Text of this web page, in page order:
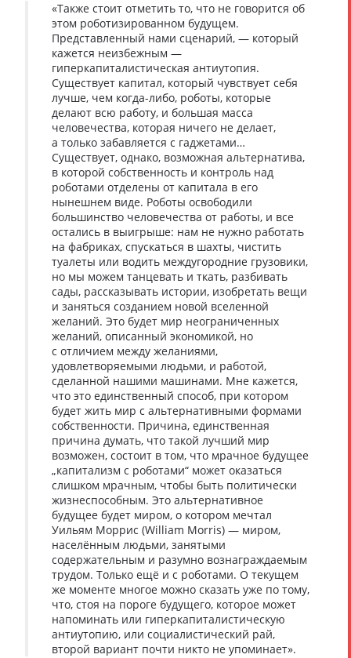
«Также стоит отметить то, что не говорится об
этом роботизированном будущем.
Представленный нами сценарий, — который
кажется неизбежным —
гиперкапиталистическая антиутопия.
Существует капитал, который чувствует себя
лучше, чем когда-либо, роботы, которые
делают всю работу, и большая масса
человечества, которая ничего не делает,
а только забавляется с гаджетами…
Существует, однако, возможная альтернатива,
в которой собственность и контроль над
роботами отделены от капитала в его
нынешнем виде. Роботы освободили
большинство человечества от работы, и все
остались в выигрыше: нам не нужно работать
на фабриках, спускаться в шахты, чистить
туалеты или водить междугородние грузовики,
но мы можем танцевать и ткать, разбивать
сады, рассказывать истории, изобретать вещи
и заняться созданием новой вселенной
желаний. Это будет мир неограниченных
желаний, описанный экономикой, но
с отличием между желаниями,
удовлетворяемыми людьми, и работой,
сделанной нашими машинами. Мне кажется,
что это единственный способ, при котором
будет жить мир с альтернативными формами
собственности. Причина, единственная
причина думать, что такой лучший мир
возможен, состоит в том, что мрачное будущее
„капитализм с роботами“ может оказаться
слишком мрачным, чтобы быть политически
жизнеспособным. Это альтернативное
будущее будет миром, о котором мечтал
Уильям Моррис (William Morris) — миром,
населённым людьми, занятыми
содержательным и разумно вознаграждаемым
трудом. Только ещё и с роботами. О текущем
же моменте многое можно сказать уже по тому,
что, стоя на пороге будущего, которое может
напоминать или гиперкапиталистическую
антиутопию, или социалистический рай,
второй вариант почти никто не упоминает».